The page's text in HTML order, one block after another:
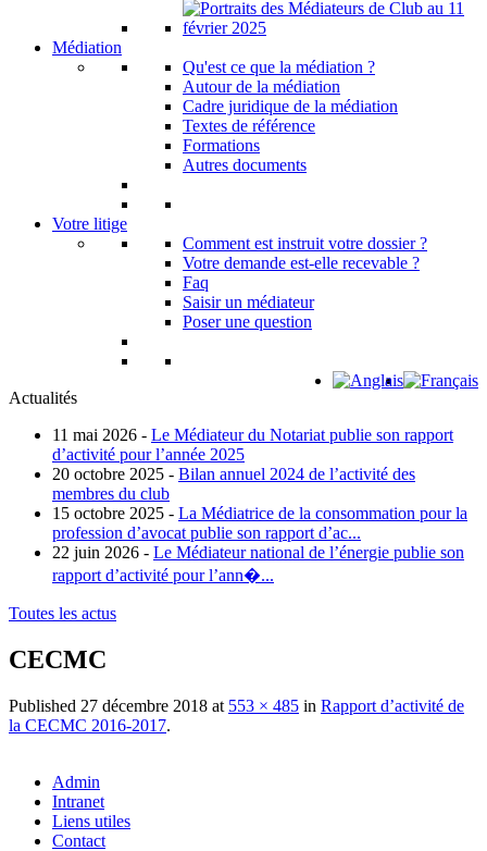
Médiation
Qu'est ce que la médiation ?
Autour de la médiation
Cadre juridique de la médiation
Textes de référence
Formations
Autres documents
Votre litige
Comment est instruit votre dossier ?
Votre demande est-elle recevable ?
Faq
Saisir un médiateur
Poser une question
Actualités
11 mai 2026 - Le Médiateur du Notariat publie son rapport
d’activité pour l’année 2025
20 octobre 2025 - Bilan annuel 2024 de l’activité des
membres du club
15 octobre 2025 - La Médiatrice de la consommation pour la
profession d’avocat publie son rapport d’ac...
22 juin 2026 - Le Médiateur national de l’énergie publie son
rapport d’activité pour l’ann�...
Toutes les actus
CECMC
Published 27 décembre 2018 at 553 × 485 in Rapport d’activité de
la CECMC 2016-2017.
Admin
Intranet
Liens utiles
Contact